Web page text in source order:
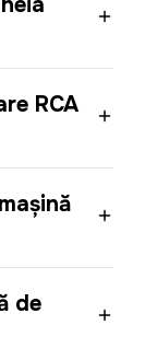
RCA
de